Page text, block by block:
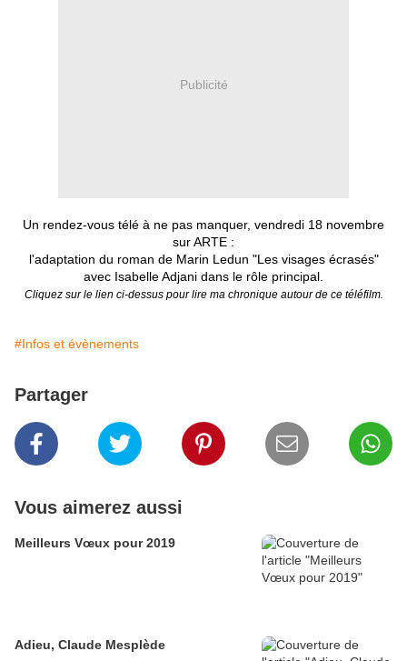
Publicité
Un rendez-vous télé à ne pas manquer, vendredi 18 novembre
sur ARTE :
l'adaptation du roman de Marin Ledun "Les visages écrasés"
avec Isabelle Adjani dans le rôle principal.
Cliquez sur le lien ci-dessus pour lire ma chronique autour de ce téléfilm.
#Infos et évènements
Partager
Vous aimerez aussi
Meilleurs Vœux pour 2019
Adieu, Claude Mesplède